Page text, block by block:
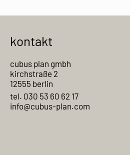
kontakt
cubus plan gmbh
kirchstraße 2
12555 berlin
tel. 030 53 60 62 17
info@cubus-plan.com